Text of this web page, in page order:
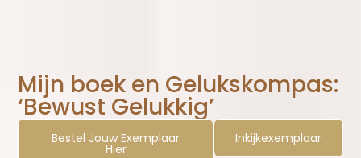
Mijn boek en Gelukskompas:
‘Bewust Gelukkig’
Bestel Jouw Exemplaar
Hier
Inkijkexemplaar